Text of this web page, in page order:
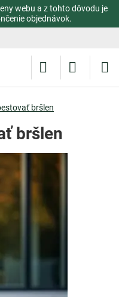
webu a z tohto dôvodu je
objednávok.
bršlen
bršlen